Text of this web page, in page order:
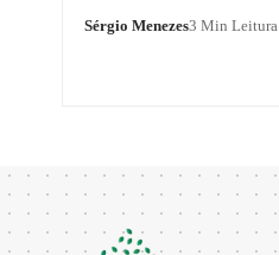
Sérgio Menezes3 Min Leitura